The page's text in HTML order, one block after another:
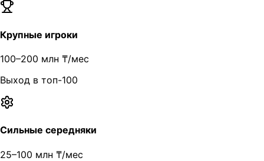
Крупные игроки
100–200 млн ₸/мес
Выход в топ-100
Сильные середняки
25–100 млн ₸/мес